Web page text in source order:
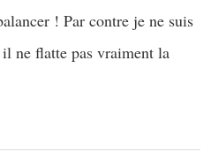
! Par contre je ne suis
ne flatte pas vraiment la